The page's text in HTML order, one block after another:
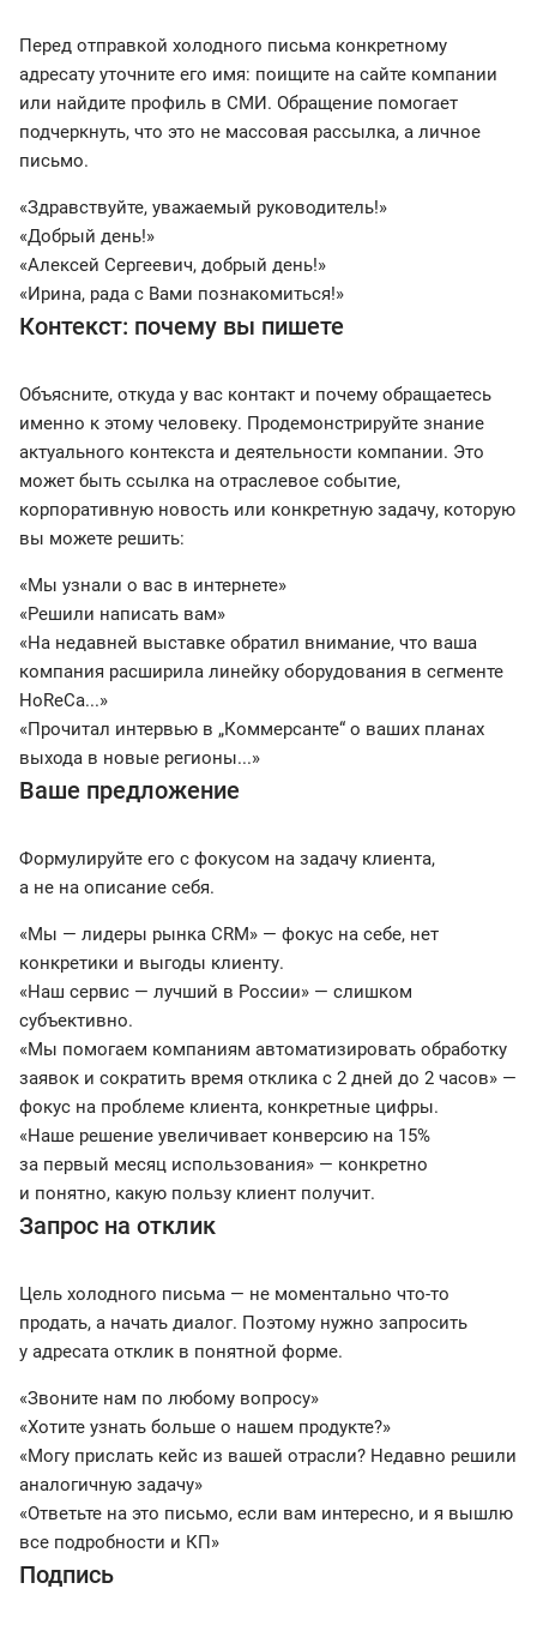
Перед отправкой холодного письма конкретному
адресату уточните его имя: поищите на сайте компании
или найдите профиль в СМИ. Обращение помогает
подчеркнуть, что это не массовая рассылка, а личное
письмо.
«Здравствуйте, уважаемый руководитель!»
«Добрый день!»
«Алексей Сергеевич, добрый день!»
«Ирина, рада с Вами познакомиться!»
Контекст: почему вы пишете
Объясните, откуда у вас контакт и почему обращаетесь
именно к этому человеку. Продемонстрируйте знание
актуального контекста и деятельности компании. Это
может быть ссылка на отраслевое событие,
корпоративную новость или конкретную задачу, которую
вы можете решить:
«Мы узнали о вас в интернете»
«Решили написать вам»
«На недавней выставке обратил внимание, что ваша
компания расширила линейку оборудования в сегменте
HoReCa...»
«Прочитал интервью в „Коммерсанте“ о ваших планах
выхода в новые регионы...»
Ваше предложение
Формулируйте его с фокусом на задачу клиента,
а не на описание себя.
«Мы — лидеры рынка CRM» — фокус на себе, нет
конкретики и выгоды клиенту.
«Наш сервис — лучший в России» — слишком
субъективно.
«Мы помогаем компаниям автоматизировать обработку
заявок и сократить время отклика с 2 дней до 2 часов» —
фокус на проблеме клиента, конкретные цифры.
«Наше решение увеличивает конверсию на 15%
за первый месяц использования» — конкретно
и понятно, какую пользу клиент получит.
Запрос на отклик
Цель холодного письма — не моментально что-то
продать, а начать диалог. Поэтому нужно запросить
у адресата отклик в понятной форме.
«Звоните нам по любому вопросу»
«Хотите узнать больше о нашем продукте?»
«Могу прислать кейс из вашей отрасли? Недавно решили
аналогичную задачу»
«Ответьте на это письмо, если вам интересно, и я вышлю
все подробности и КП»
Подпись